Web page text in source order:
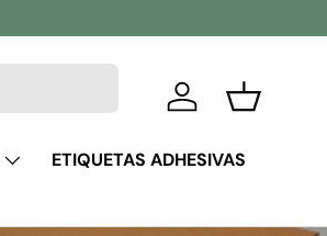
Iniciar sesión
Cesta
ETIQUETAS ADHESIVAS